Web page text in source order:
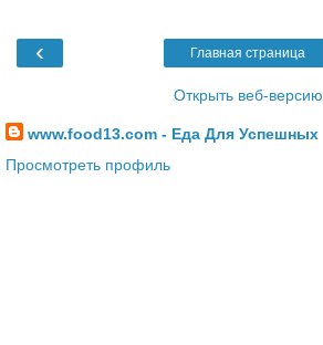
‹ Главная страница
Открыть веб-версию
www.food13.com - Еда Для Успешных
Просмотреть профиль